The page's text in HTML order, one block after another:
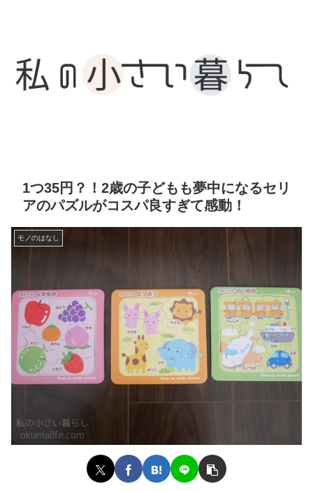
1つ35円？！2歳の子どもも夢中になるセリ
アのパズルがコスパ良すぎて感動！
モノのはなし